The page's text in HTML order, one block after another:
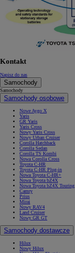
Kontakt
Napisz do nas
Samochody
Samochody
Samochody osobowe
Nowe Aygo X
Yaris
GR Yaris
Yaris Cross
Nowy Yaris Cross
Nowy Urban Cruiser
Corolla Hatchback
Corolla Sedan
Corolla TS Kombi
Nowa Corolla Cross
Toyota C-HR
Toyota C-HR Plug-in
Nowa Toyota C-HR+
Nowa Toyota bZ4X
Nowa Toyota bZ4X Touring
Camry
Prius
Mirai
Nowy RAV4
Land Cruiser
Nowy GR GT
Samochody dostawcze
Hilux
Nowy Hilux